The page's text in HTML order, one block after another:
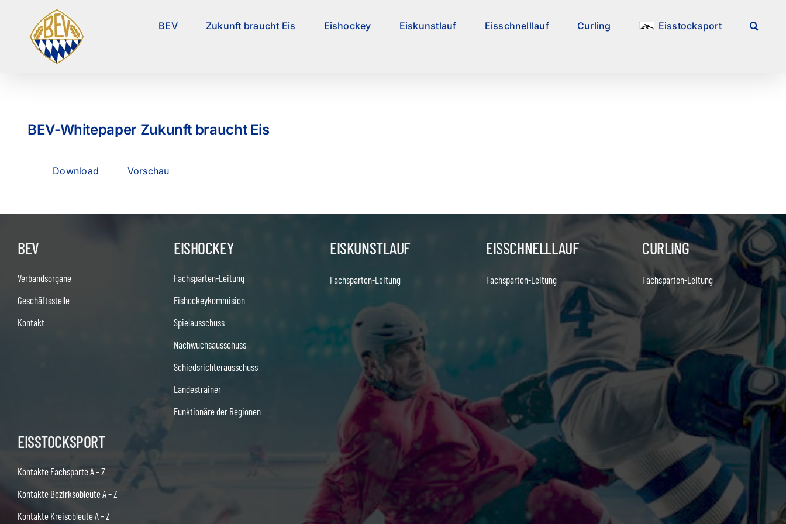
springen
BEV Zukunft braucht Eis Eishockey Eiskunstlauf Eisschnelllauf Curling Eisstocksport
BEV-Whitepaper Zukunft braucht Eis
Download Vorschau
BEV
Verbandsorgane
Geschäftsstelle
Kontakt
EISHOCKEY
Fachsparten-Leitung
Eishockeykommision
Spielausschuss
Nachwuchsausschuss
Schiedsrichterausschuss
Landestrainer
Funktionäre der Regionen
EISKUNSTLAUF
Fachsparten-Leitung
EISSCHNELLLAUF
Fachsparten-Leitung
CURLING
Fachsparten-Leitung
EISSTOCKSPORT
Kontakte Fachsparte A – Z
Kontakte Bezirksobleute A – Z
Kontakte Kreisobleute A – Z